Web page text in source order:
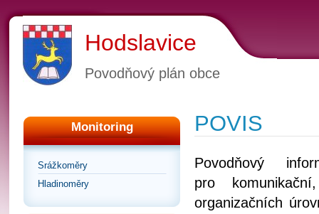
Hodslavice
Povodňový plán obce
Monitoring
Srážkoměry
Hladinoměry
POVIS
Povodňový
pro
organizačních